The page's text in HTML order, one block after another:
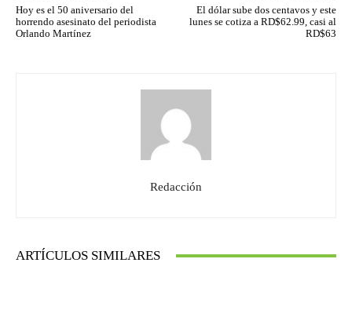
Hoy es el 50 aniversario del
horrendo asesinato del periodista
Orlando Martínez
El dólar sube dos centavos y este
lunes se cotiza a RD$62.99, casi al
RD$63
Redacción
ARTÍCULOS SIMILARES